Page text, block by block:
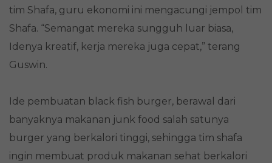
tim Shafa, guru ekonomi ini mengacungi jempol tim
Shafa. “Semangat mereka sungguh luar biasa,
Idenya kreatif, kerja mereka juga cepat,” terang
Guswin.
Ide pembuatan black fish burger, berawal dari
banyaknya makanan junk food salah satunya
burger yang berkalori tinggi, sehingga tim shafa
ingin membuat produk makanan sehat berkalori